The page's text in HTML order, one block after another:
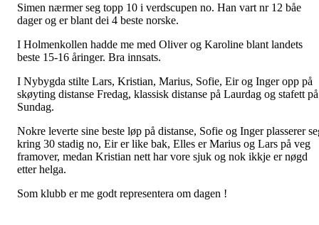
Simen nærmer seg topp 10 i verdscupen no. Han vart nr 12 båe
dager og er blant dei 4 beste norske.
I Holmenkollen hadde me med Oliver og Karoline blant landets
beste 15-16 åringer. Bra innsats.
I Nybygda stilte Lars, Kristian, Marius, Sofie, Eir og Inger opp på
skøyting distanse Fredag, klassisk distanse på Laurdag og stafett på
Sundag.
Nokre leverte sine beste løp på distanse, Sofie og Inger plasserer
kring 30 stadig no, Eir er like bak, Elles er Marius og Lars på veg
framover, medan Kristian nett har vore sjuk og nok ikkje er nøgd
etter helga.
Som klubb er me godt representera om dagen !